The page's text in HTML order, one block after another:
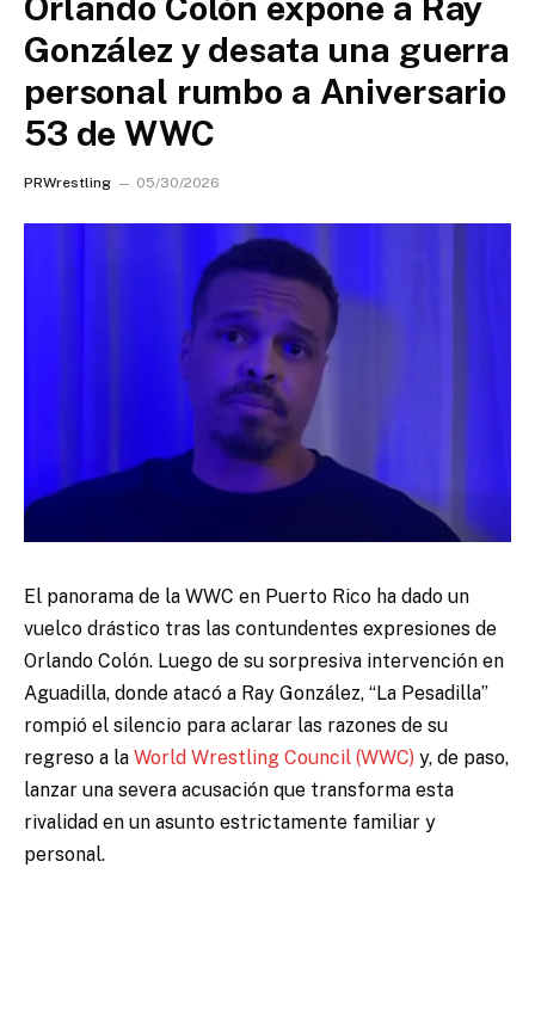
González y desata una guerra
personal rumbo a Aniversario
53 de WWC
PRWrestling 05/30/2026
El panorama de la WWC en Puerto Rico ha dado un
vuelco drástico tras las contundentes expresiones de
Orlando Colón. Luego de su sorpresiva intervención en
Aguadilla, donde atacó a Ray González, “La Pesadilla”
rompió el silencio para aclarar las razones de su
regreso a la World Wrestling Council (WWC) y, de paso,
lanzar una severa acusación que transforma esta
rivalidad en un asunto estrictamente familiar y
personal.